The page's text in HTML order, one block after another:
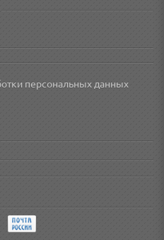
персональных данных